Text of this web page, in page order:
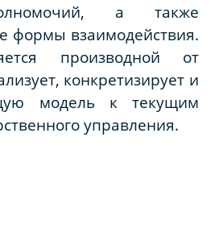
а также
формы взаимодействия.
производной от
конкретизирует и
модель к текущим
управления.